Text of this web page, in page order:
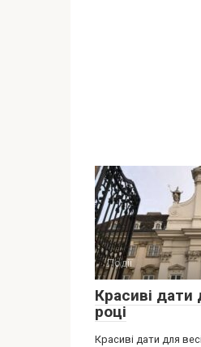
Події
Красиві дати
році
Красиві дати для